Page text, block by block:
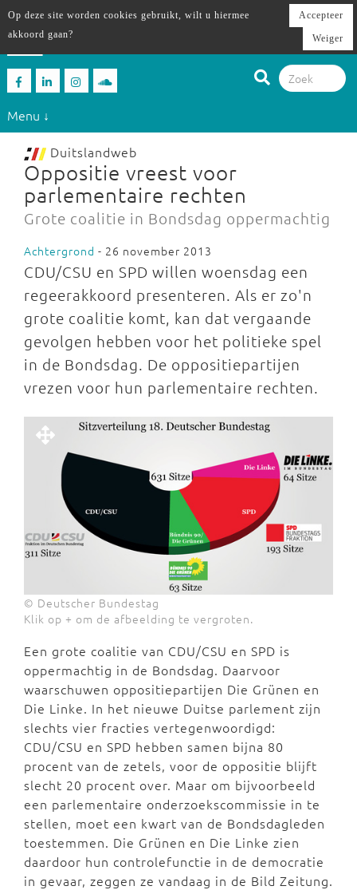
Menu ↓
Duitslandweb
Oppositie vreest voor
parlementaire rechten
Grote coalitie in Bondsdag oppermachtig
Achtergrond - 26 november 2013
CDU/CSU en SPD willen woensdag een
regeerakkoord presenteren. Als er zo'n
grote coalitie komt, kan dat vergaande
gevolgen hebben voor het politieke spel
in de Bondsdag. De oppositiepartijen
vrezen voor hun parlementaire rechten.
© Deutscher Bundestag
Klik op + om de afbeelding te vergroten.
Een grote coalitie van CDU/CSU en SPD is
oppermachtig in de Bondsdag. Daarvoor
waarschuwen oppositiepartijen Die Grünen en
Die Linke. In het nieuwe Duitse parlement zijn
slechts vier fracties vertegenwoordigd:
CDU/CSU en SPD hebben samen bijna 80
procent van de zetels, voor de oppositie blijft
slecht 20 procent over. Maar om bijvoorbeeld
een parlementaire onderzoekscommissie in te
stellen, moet een kwart van de Bondsdagleden
toestemmen. Die Grünen en Die Linke zien
daardoor hun controlefunctie in de democratie
in gevaar, zeggen ze vandaag in de Bild Zeitung.
Op deze site worden cookies gebruikt, wilt u hiermee
akkoord gaan?
Accepteer
Weiger